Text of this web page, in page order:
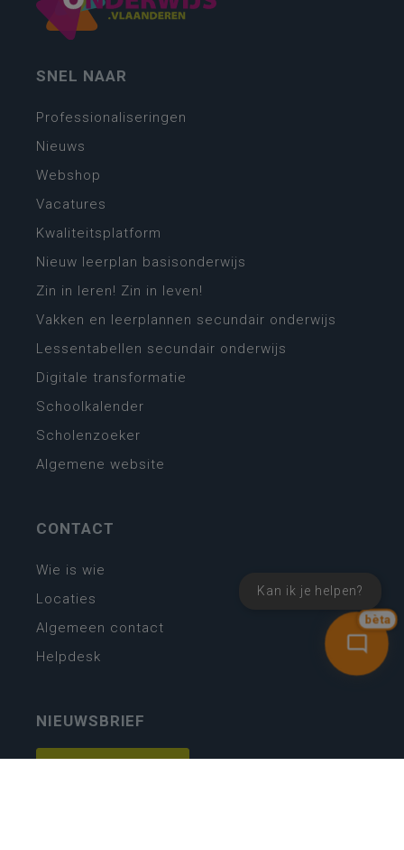
bèta
Kan ik je helpen?
SNEL NAAR
Professionaliseringen
Nieuws
Webshop
Vacatures
Kwaliteitsplatform
Nieuw leerplan basisonderwijs
Zin in leren! Zin in leven!
Vakken en leerplannen secundair onderwijs
Lessentabellen secundair onderwijs
Digitale transformatie
Schoolkalender
Scholenzoeker
Algemene website
CONTACT
Wie is wie
Locaties
Algemeen contact
Helpdesk
NIEUWSBRIEF